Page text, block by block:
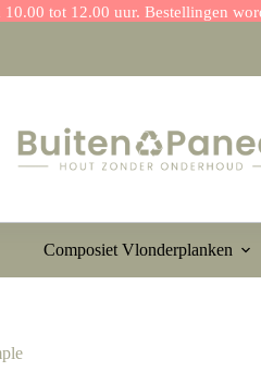
tot 12.00 uur. Bestellingen
Composiet Vlonderplanken